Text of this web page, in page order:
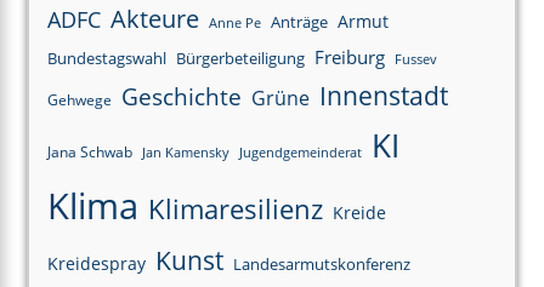
ADFC Akteure Anne Pe Anträge Armut
Bundestagswahl Bürgerbeteiligung Freiburg Fussev
Gehwege Geschichte Grüne Innenstadt
Jana Schwab Jan Kamensky Jugendgemeinderat KI
Klima Klimaresilienz Kreide
Kreidespray Kunst Landesarmutskonferenz